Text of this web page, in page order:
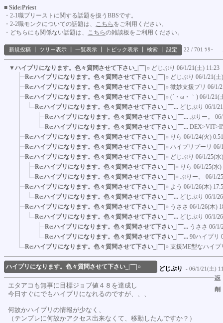
■ Side:Priest
・2-1職プリーストに関する話題を扱うBBSです。
・2-2職モンクについての話題は、 こちら をご利用ください。
・どちらにも関係ない話題は、 こちらの雑談板をご利用ください。
新規投稿 ツリー表示 一覧表示 トピック表示 検索 設定 22 / 701 ﾂﾘｰ
▼ハイプリになります。色々質問させて下さい_|￣|○ どじぷり 06/1/21(土) 11:23
Re:ハイプリになります。色々質問させて下さい_|￣|○ どじぷり 06/1/21(土
Re:ハイプリになります。色々質問させて下さい_|￣|○ 微妙支援プリ 06/1/
Re:ハイプリになります。色々質問させて下さい_|￣|○ (´・ω・｀) 06/1/21(
Re:ハイプリになります。色々質問させて下さい_|￣... どじぷり 06/1/
Re:ハイプリになります。色々質問させて下さい_|￣... ぷりー。
Re:ハイプリになります。色々質問させて下さい_|￣...
Re:ハイプリになります。色々質問させて下さい_|￣|○ りら 06/1/24(火) 0:51
Re:ハイプリになります。色々質問させて下さい_|￣|○ ハイプリプーリ 06/
Re:ハイプリになります。色々質問させて下さい_|￣|○ どじぷり 06/1/25(水
Re:ハイプリになります。色々質問させて下さい_|￣|○ りら 06/1/25(水)
Re:ハイプリになります。色々質問させて下さい_|￣|○ ぷりー。 06/1/
Re:ハイプリになります。色々質問させて下さい_|￣|○ よう 06/1/26(木)
Re:ハイプリになります。色々質問させて下さい_|￣... どじぷり 06/1/
Re:ハイプリになります。色々質問させて下さい_|￣|○ うささ 06/1/26(木)
Re:ハイプリになります。色々質問させて下さい_|￣... どじぷり 06/1/
Re:ハイプリになります。色々質問させて下さい_|￣... うささ 06/1/
Re:ハイプリになります。色々質問させて下さい_|￣... 90ハイプリ
Re:ハイプリになります。色々質問させて下さい_|￣|○ 支援ME型なハイ
ハイプリになります。色々質問させて下さい_|￣|○ どじぷり - 06/1/21(土)
エタアコも無事に目標ジョブ値４８を達成し
今日すぐにでもハイプリになれるのですが、、、
何故かハイプリの情報が少なく、
（テンプレに何故かアクセス出来なくて、移動したんですか？）